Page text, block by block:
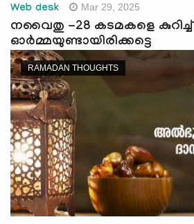
Web desk Mar 29, 2025
നവൈതു -28 കടമകളെ കുറിച്ച്
ഓര്‍മ്മയുണ്ടായിരിക്കട്ടെ
RAMADAN THOUGHTS